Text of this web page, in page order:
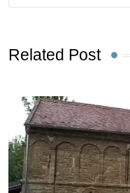
Related Post